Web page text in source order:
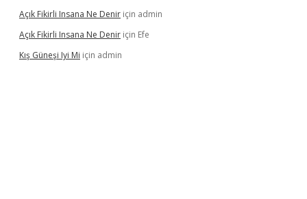
Açık Fikirli Insana Ne Denir için admin
Açık Fikirli Insana Ne Denir için Efe
Kış Güneşi Iyi Mi için admin